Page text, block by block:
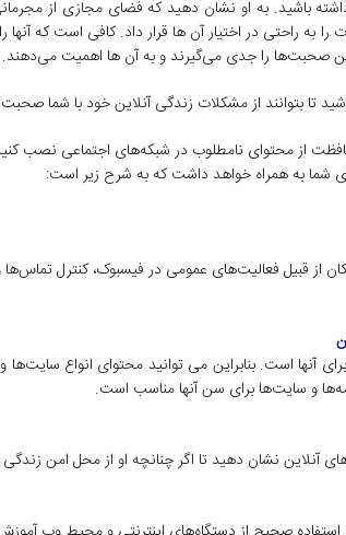
باشید. به او نشان دهید که فضای مجازی از
به راحتی در اختیار آن ها قرار داد. کافی است که
صحبت‌ها را جدی می‌گیرند و به آن ها اهمیت می‌دهند.
تا بتوانند از مشکلات زندگی آنلاین خود با شما
از محتوای نامطلوب در شبکه‌های اجتماعی نصب
شما به همراه خواهد داشت که به شرح زیر است:
از قبیل فعالیت‌های عمومی در فیسبوک، کنترل
آنها است. بنابراین می توانید محتوای انواع
و سایت‌ها برای سن آنها مناسب است.
آنلاین نشان دهید تا اگر چنانچه او از محل امن